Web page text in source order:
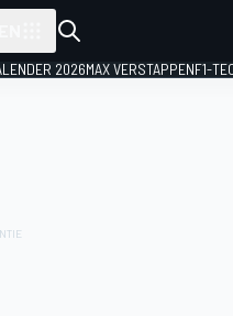
2026MAX VERSTAPPENF1-